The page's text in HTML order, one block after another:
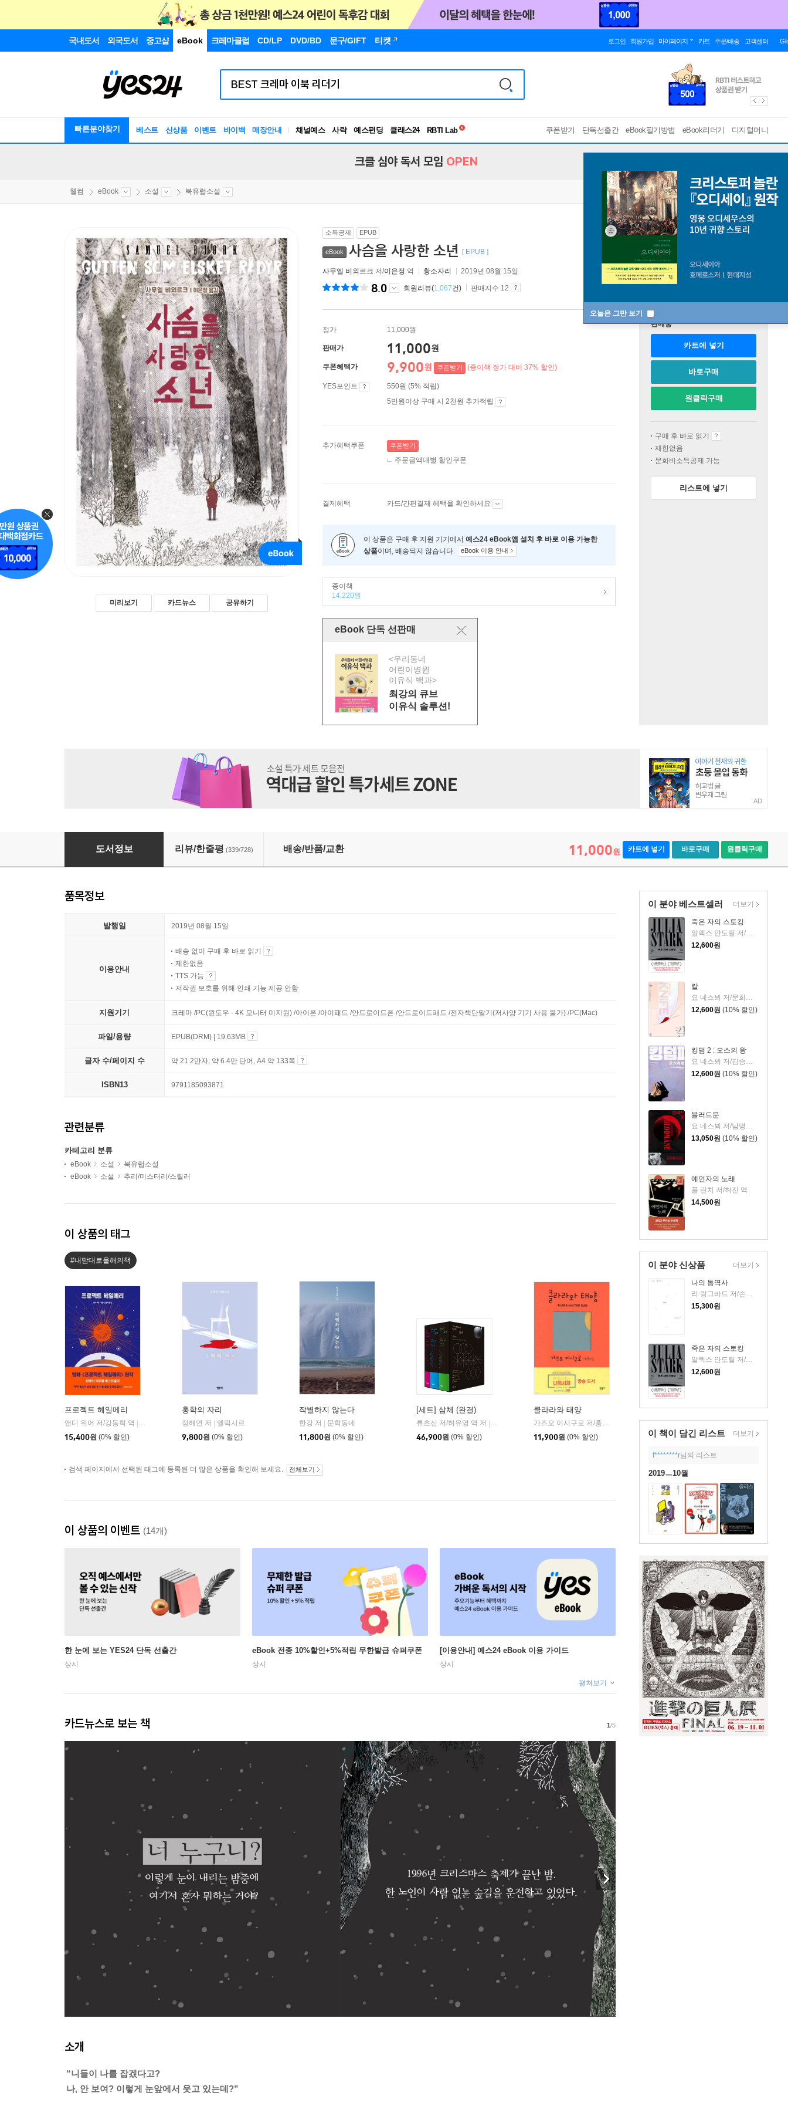
국내도서 외국도서 중고샵 eBook 크레마클럽 CD/LP DVD/BD 문구/GIFT 티켓 로그인 회원가입 마이페이지 카트 주문/배송 고객센터
빠른분야찾기 베스트 신상품 이벤트 바이백 매장안내 채널예스 사락 예스펀딩 클래스24
RBTI Lab
독서유형검사
쿠폰받기 단독선출간 eBook필기방법 eBook리더기 디지털머니
오늘은 그만 보기
크클 심야 독서 모임 OPEN
웰컴 eBook 소설 북유럽소설
미리보기 카드뉴스 공유하기
소득공제 EPUB
eBook 사슴을 사랑한 소년 [ EPUB ]
사무엘 비외르크 저/이은정 역 황소자리 2019년 08월 15일
8.0 회원리뷰(1,067건) 판매지수 12
정가 11,000원
판매가 11,000원
쿠폰혜택가 9,900원 쿠폰받기 (종이책 정가 대비 37% 할인)
YES포인트
550원 (5% 적립)
5만원이상 구매 시 2천원 추가적립
추가혜택쿠폰 쿠폰받기
주문금액대별 할인쿠폰
결제혜택 카드/간편결제 혜택을 확인하세요
이 상품은 구매 후 지원 기기에서 예스24 eBook앱 설치 후 바로 이용 가능한
상품이며, 배송되지 않습니다. eBook 이용 안내
종이책
14,220원
eBook 단독 선판매
<우리동네
어린이병원
이유식 백과>
최강의 큐브
이유식 솔루션!
판매중
카트에 넣기
바로구매
원클릭구매
구매 후 바로 읽기
제한없음
문화비소득공제 가능
리스트에 넣기
AD
사슴을 사랑한 소년
도서정보 리뷰/한줄평 (339/728) 배송/반품/교환 11,000원 카트에 넣기 바로구매 원클릭구매
이 분야 베스트셀러
죽은 자의 스토킹
알렉스 안도릴 저/백주연 역
12,600원
칼
12,600원 (10% 할인)
킹덤 2 : 오스의 왕
요 네스뵈 저/김승욱 역
12,600원 (10% 할인)
블러드문
13,050원 (10% 할인)
예언자의 노래
폴 린치 저/허진 역
14,500원
더보기
이 분야 신상품
나의 통역사
15,300원
죽은 자의 스토킹
알렉스 안도릴 저/백주연 역
12,600원
더보기
이 책이 담긴 리스트 더보기
f********r님의 리스트
2019ㅡ10월
품목정보
발행일 2019년 08월 15일
이용안내
배송 없이 구매 후 바로 읽기
제한없음
TTS 가능
저작권 보호를 위해 인쇄 기능 제공 안함
지원기기 크레마 /PC(윈도우 - 4K 모니터 미지원) /아이폰 /아이패드 /안드로이드폰 /안드로이드패드 /전자책단말기(저사양 기기 사용 불가) /PC(Mac)
파일/용량 EPUB(DRM) | 19.63MB
글자 수/페이지 수 약 21.2만자, 약 6.4만 단어, A4 약 133쪽
ISBN13 9791185093871
관련분류
카테고리 분류
eBook 소설
북유럽소설
eBook
소설 추리/미스터리/스릴러
이 상품의 태그
#내맘대로올해의책
프로젝트 헤일메리
앤디 위어 저/강동혁 역
알에이치코리아(RHK)
15,400원 (0% 할인)
홍학의 자리
정해연 저
엘릭시르
9,800원 (0% 할인)
작별하지 않는다
한강 저
문학동네
11,800원 (0% 할인)
[세트] 삼체 (완결)
류츠신 저/허유영 역 저
자음과모음
46,900원 (0% 할인)
클라라와 태양
가즈오 이시구로 저/홍한별 역
민음사
11,900원 (0% 할인)
검색 페이지에서 선택된 태그에 등록된 더 많은 상품을 확인해 보세요. 전체보기
이 상품의 이벤트 (14개)
한 눈에 보는 YES24 단독 선출간
상시
eBook 전종 10%할인+5%적립 무한발급 슈퍼쿠폰
상시
[이용안내] 예스24 eBook 이용 가이드
상시
펼쳐보기
카드뉴스로 보는 책 1/5
소개
“니들이 나를 잡겠다고?
나, 안 보여? 이렇게 눈앞에서 웃고 있는데?”